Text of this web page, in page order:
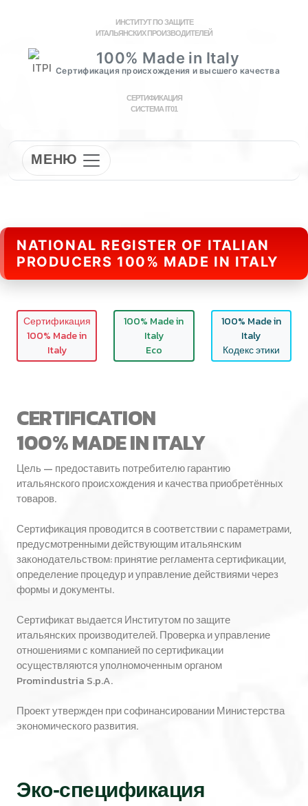
ИНСТИТУТ ПО ЗАЩИТЕ
ИТАЛЬЯНСКИХ ПРОИЗВОДИТЕЛЕЙ
100% Made in Italy
Сертификация происхождения и высшего качества
СЕРТИФИКАЦИЯ
СИСТЕМА IT01
МЕНЮ
NATIONAL REGISTER OF ITALIAN
PRODUCERS 100% MADE IN ITALY
Сертификация
100% Made in
Italy
100% Made in
Italy
Eco
100% Made in
Italy
Кодекс этики
CERTIFICATION
100% MADE IN ITALY
Цель — предоставить потребителю гарантию
итальянского происхождения и качества приобретённых
товаров.
Сертификация проводится в соответствии с параметрами,
предусмотренными действующим итальянским
законодательством: принятие регламента сертификации,
определение процедур и управление действиями через
формы и документы.
Сертификат выдается Институтом по защите
итальянских производителей. Проверка и управление
отношениями с компанией по сертификации
осуществляются уполномоченным органом
Promindustria S.p.A.
Проект утвержден при софинансировании Министерства
экономического развития.
Эко‑спецификация